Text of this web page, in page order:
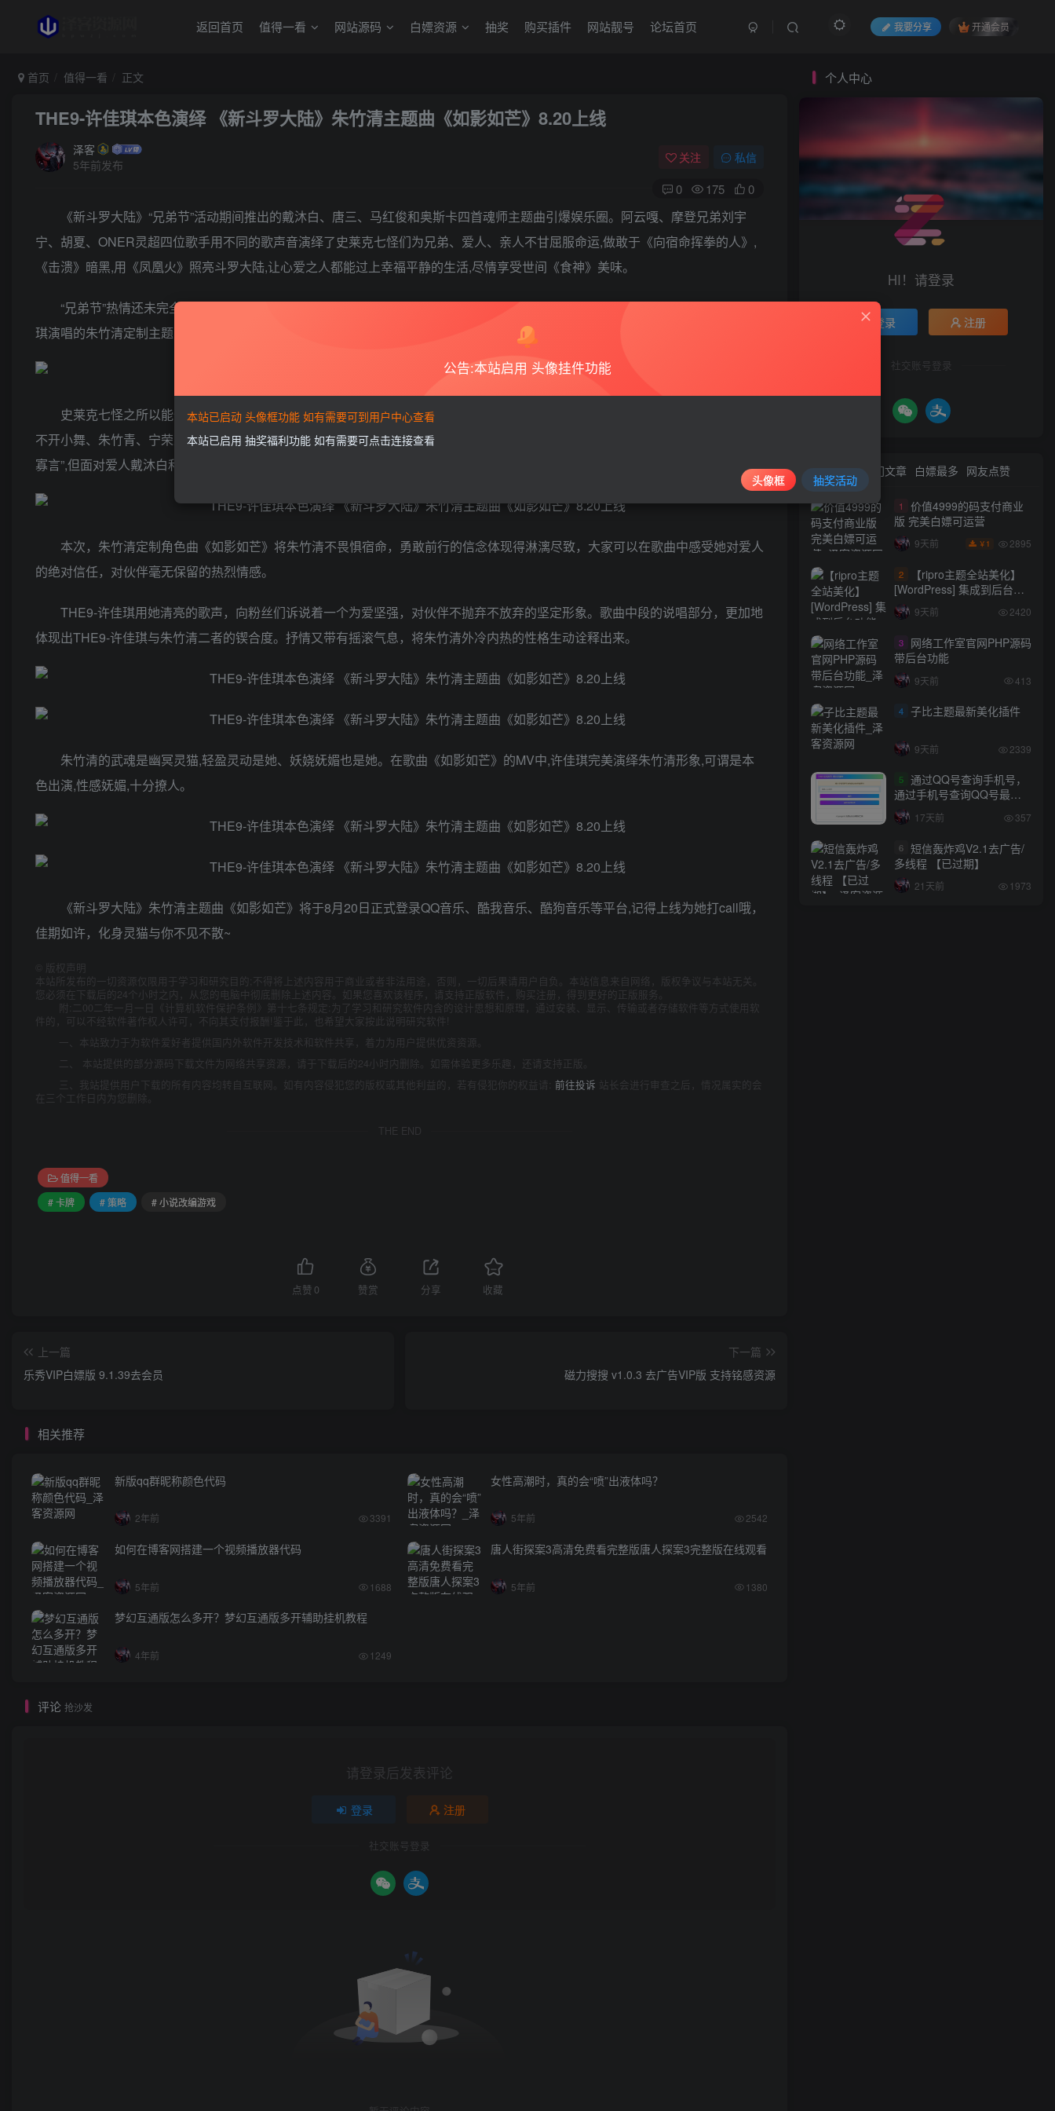
返回首页 值得一看 网站源码 白嫖资源 抽奖 购买插件 网站靓号 论坛首页 我要分享 开通会员
首页 值得一看 正文
THE9-许佳琪本色演绎 《新斗罗大陆》朱竹清主题曲《如影如芒》8.20上线
泽客
5年前发布
关注 私信
0 175 0
《新斗罗大陆》“兄弟节”活动期间推出的戴沐白、唐三、马红俊和奥斯卡四首魂师主题曲引爆娱乐圈。阿云嘎、摩登兄弟刘宇
宁、胡夏、ONER灵超四位歌手用不同的歌声音演绎了史莱克七怪们为兄弟、爱人、亲人不甘屈服命运,做敢于《向宿命挥拳的人》,
《击溃》暗黑,用《凤凰火》照亮斗罗大陆,让心爱之人都能过上幸福平静的生活,尽情享受世间《食神》美味。
“兄弟节”热情还未完全退去,《新斗罗大陆》手游史莱克七怪中的女角色定制主题曲也将陆续登场。首个登场的便是由THE9-许佳
琪演唱的朱竹清定制主题曲《如影如芒》。
史莱克七怪之所以能傲立斗罗大陆,除了有唐三的英明领导，戴沐白的勇往直前，奥斯卡的灵活机智，马红俊的兄弟齐心，更离
不开小舞、朱竹青、宁荣荣三位女主角的并肩战斗。其中，七怪女主之一的朱竹清,出身星罗帝国贵族，在外人面前她“冰冷内敛,沉默
寡言”,但面对爱人戴沐白和七怪同伴,她却“不掩沸腾的心跳,热血未消,向烈光奔跑”，敢于为伙伴和爱人冲锋陷阵。
本次，朱竹清定制角色曲《如影如芒》将朱竹清不畏惧宿命，勇敢前行的信念体现得淋漓尽致，大家可以在歌曲中感受她对爱人
的绝对信任，对伙伴毫无保留的热烈情感。
THE9-许佳琪用她清亮的歌声，向粉丝们诉说着一个为爱坚强，对伙伴不抛弃不放弃的坚定形象。歌曲中段的说唱部分，更加地
体现出THE9-许佳琪与朱竹清二者的锲合度。抒情又带有摇滚气息，将朱竹清外冷内热的性格生动诠释出来。
朱竹清的武魂是幽冥灵猫,轻盈灵动是她、妖娆妩媚也是她。在歌曲《如影如芒》的MV中,许佳琪完美演绎朱竹清形象,可谓是本
色出演,性感妩媚,十分撩人。
《新斗罗大陆》朱竹清主题曲《如影如芒》将于8月20日正式登录QQ音乐、酷我音乐、酷狗音乐等平台,记得上线为她打call哦，
佳期如许，化身灵猫与你不见不散~
版权声明
本站所发布的一切资源仅限用于学习和研究目的;不得将上述内容用于商业或者非法用途，否则，一切后果请用户自负。本站信息来自网络，版权争议与本站无关。
您必须在下载后的24个小时之内，从您的电脑中彻底删除上述内容。如果您喜欢该程序，请支持正版软件，购买注册，得到更好的正版服务。
附:二00二年一月一日《计算机软件保护条例》第十七条规定:为了学习和研究软件内含的设计思想和原理，通过安装、显示、传输或者存储软件等方式使用软
件的，可以不经软件著作权人许可，不向其支付报酬!鉴于此，也希望大家按此说明研究软件!
一、本站致力于为软件爱好者提供国内外软件开发技术和软件共享，着力为用户提供优资资源。
二、 本站提供的部分源码下载文件为网络共享资源，请于下载后的24小时内删除。如需体验更多乐趣，还请支持正版。
三、我站提供用户下载的所有内容均转自互联网。如有内容侵犯您的版权或其他利益的，若有侵犯你的权益请: 前往投诉 站长会进行审查之后，情况属实的会
在三个工作日内为您删除。
THE END
值得一看
# 卡牌
# 策略 # 小说改编游戏
点赞 0 赞赏 分享 收藏
上一篇
乐秀VIP白嫖版 9.1.39去会员
下一篇
磁力搜搜 v1.0.3 去广告VIP版 支持铭感资源
相关推荐
新版qq群昵称颜色代码
2年前 3391
女性高潮时，真的会“喷”出液体吗？
5年前 2542
如何在博客网搭建一个视频播放器代码
5年前 1688
唐人街探案3高清免费看完整版唐人探案3完整版在线观看
5年前 1380
梦幻互通版怎么多开？梦幻互通版多开辅助挂机教程
4年前 1249
评论 抢沙发
请登录后发表评论
登录 注册
社交账号登录
个人中心
HI！请登录
登录 注册
社交账号登录
热门文章 白嫖最多 网友点赞
1
价值4999的码支付商业
版 完美白嫖可运营
9天前 ￥ 1 2895
2
【ripro主题全站美化】
[WordPress] 集成到后台功
能的全站美化包
WordPress…
9天前 2420
3
网络工作室官网PHP源码
带后台功能
9天前 413
4 子比主题最新美化插件
9天前 2339
5 通过QQ号查询手机号，
通过手机号查询QQ号最新
网站源码
17天前 357
6 短信轰炸鸡V2.1去广告/
多线程 【已过期】
21天前 1973
公告:本站启用 头像挂件功能
本站已启动 头像框功能 如有需要可到用户中心查看
本站已启用 抽奖福利功能 如有需要可点击连接查看
头像框 抽奖活动